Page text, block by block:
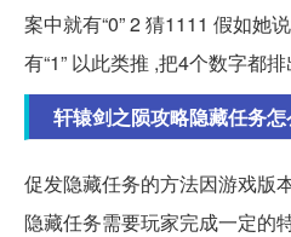
案中就有“0” 2 猜1111 假如她
有“1” 以此类推 ,把4个数字都排
轩辕剑之陨攻略隐藏任务
促发隐藏任务的方法因游戏版
隐藏任务需要玩家完成一定的